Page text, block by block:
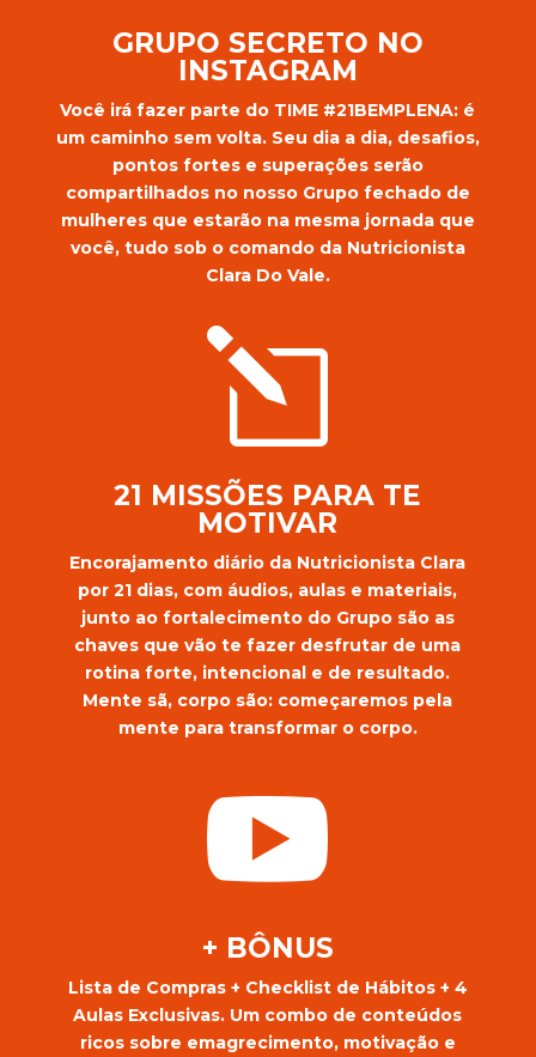
GRUPO SECRETO NO
INSTAGRAM
Você irá fazer parte do TIME #21BEMPLENA: é
um caminho sem volta. Seu dia a dia, desafios,
pontos fortes e superações serão
compartilhados no nosso Grupo fechado de
mulheres que estarão na mesma jornada que
você, tudo sob o comando da Nutricionista
Clara Do Vale.
l
21 MISSÕES PARA TE
MOTIVAR
Encorajamento diário da Nutricionista Clara
por 21 dias, com áudios, aulas e materiais,
junto ao fortalecimento do Grupo são as
chaves que vão te fazer desfrutar de uma
rotina forte, intencional e de resultado.
Mente sã, corpo são: começaremos pela
mente para transformar o corpo.

+ BÔNUS
Lista de Compras + Checklist de Hábitos + 4
Aulas Exclusivas. Um combo de conteúdos
ricos sobre emagrecimento, motivação e